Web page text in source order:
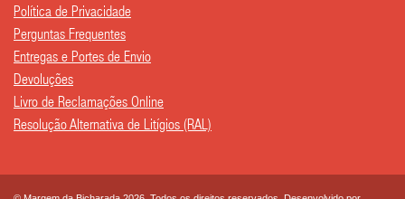
Política de Privacidade
Perguntas Frequentes
Entregas e Portes de Envio
Devoluções
Livro de Reclamações Online
Resolução Alternativa de Litígios (RAL)